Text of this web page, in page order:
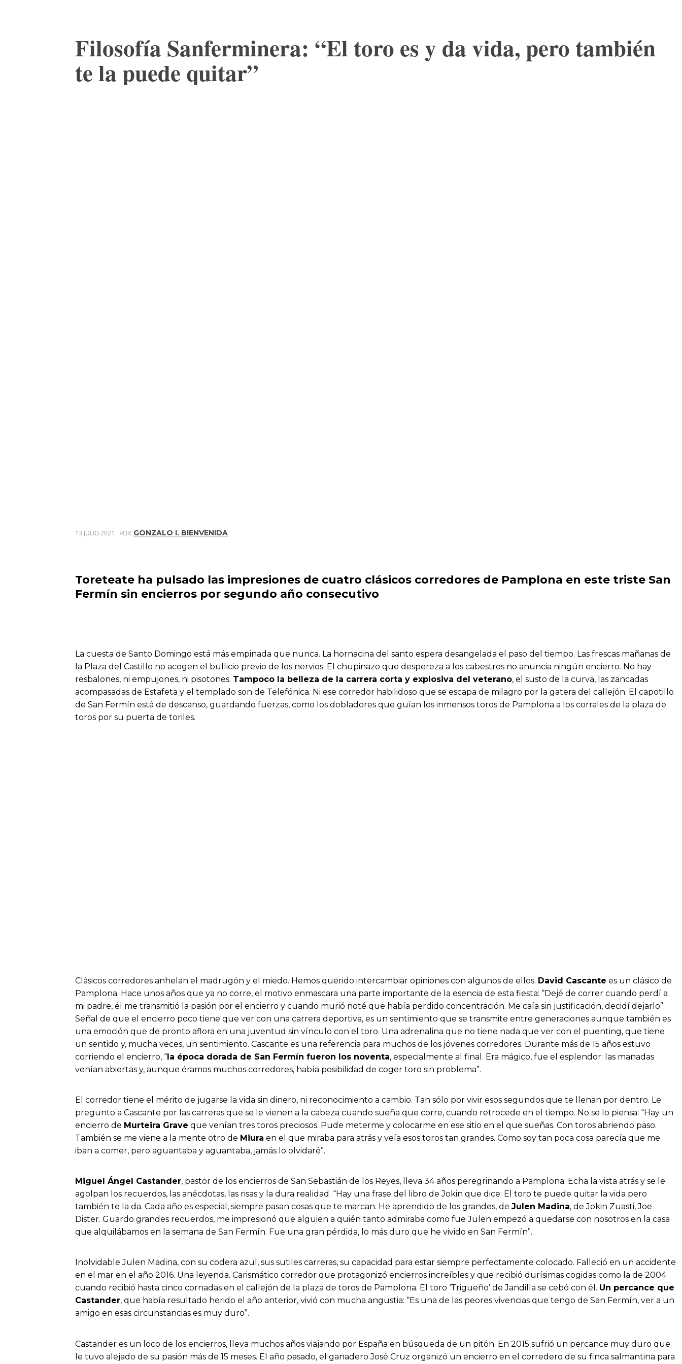
Filosofía Sanferminera: “El toro es y da vida, pero también
te la puede quitar”
13 JULIO 2021 POR GONZALO I. BIENVENIDA
Toreteate ha pulsado las impresiones de cuatro clásicos corredores de Pamplona en este triste San
Fermín sin encierros por segundo año consecutivo
La cuesta de Santo Domingo está más empinada que nunca. La hornacina del santo espera desangelada el paso del tiempo. Las frescas mañanas de
la Plaza del Castillo no acogen el bullicio previo de los nervios. El chupinazo que despereza a los cabestros no anuncia ningún encierro. No hay
resbalones, ni empujones, ni pisotones. Tampoco la belleza de la carrera corta y explosiva del veterano, el susto de la curva, las zancadas
acompasadas de Estafeta y el templado son de Telefónica. Ni ese corredor habilidoso que se escapa de milagro por la gatera del callejón. El capotillo
de San Fermín está de descanso, guardando fuerzas, como los dobladores que guían los inmensos toros de Pamplona a los corrales de la plaza de
toros por su puerta de toriles.
Clásicos corredores anhelan el madrugón y el miedo. Hemos querido intercambiar opiniones con algunos de ellos. David Cascante es un clásico de
Pamplona. Hace unos años que ya no corre, el motivo enmascara una parte importante de la esencia de esta fiesta: “Dejé de correr cuando perdí a
mi padre, él me transmitió la pasión por el encierro y cuando murió noté que había perdido concentración. Me caía sin justificación, decidí dejarlo”.
Señal de que el encierro poco tiene que ver con una carrera deportiva, es un sentimiento que se transmite entre generaciones aunque también es
una emoción que de pronto aflora en una juventud sin vínculo con el toro. Una adrenalina que no tiene nada que ver con el puenting, que tiene
un sentido y, mucha veces, un sentimiento. Cascante es una referencia para muchos de los jóvenes corredores. Durante más de 15 años estuvo
corriendo el encierro, “la época dorada de San Fermín fueron los noventa, especialmente al final. Era mágico, fue el esplendor: las manadas
venían abiertas y, aunque éramos muchos corredores, había posibilidad de coger toro sin problema”.
El corredor tiene el mérito de jugarse la vida sin dinero, ni reconocimiento a cambio. Tan sólo por vivir esos segundos que te llenan por dentro. Le
pregunto a Cascante por las carreras que se le vienen a la cabeza cuando sueña que corre, cuando retrocede en el tiempo. No se lo piensa: “Hay un
encierro de Murteira Grave que venían tres toros preciosos. Pude meterme y colocarme en ese sitio en el que sueñas. Con toros abriendo paso.
También se me viene a la mente otro de Miura en el que miraba para atrás y veía esos toros tan grandes. Como soy tan poca cosa parecía que me
iban a comer, pero aguantaba y aguantaba, jamás lo olvidaré”.
Miguel Ángel Castander, pastor de los encierros de San Sebastián de los Reyes, lleva 34 años peregrinando a Pamplona. Echa la vista atrás y se le
agolpan los recuerdos, las anécdotas, las risas y la dura realidad. “Hay una frase del libro de Jokin que dice: El toro te puede quitar la vida pero
también te la da. Cada año es especial, siempre pasan cosas que te marcan. He aprendido de los grandes, de Julen Madina, de Jokin Zuasti, Joe
Dister. Guardo grandes recuerdos, me impresionó que alguien a quién tanto admiraba como fue Julen empezó a quedarse con nosotros en la casa
que alquilábamos en la semana de San Fermín. Fue una gran pérdida, lo más duro que he vivido en San Fermín”.
Inolvidable Julen Madina, con su codera azul, sus sutiles carreras, su capacidad para estar siempre perfectamente colocado. Falleció en un accidente
en el mar en el año 2016. Una leyenda. Carismático corredor que protagonizó encierros increíbles y que recibió durísimas cogidas como la de 2004
cuando recibió hasta cinco cornadas en el callejón de la plaza de toros de Pamplona. El toro ‘Trigueño’ de Jandilla se cebó con él. Un percance que
Castander, que había resultado herido el año anterior, vivió con mucha angustia: “Es una de las peores vivencias que tengo de San Fermín, ver a un
amigo en esas circunstancias es muy duro”.
Castander es un loco de los encierros, lleva muchos años viajando por España en búsqueda de un pitón. En 2015 sufrió un percance muy duro que
le tuvo alejado de su pasión más de 15 meses. El año pasado, el ganadero José Cruz organizó un encierro en el corredero de su finca salmantina para